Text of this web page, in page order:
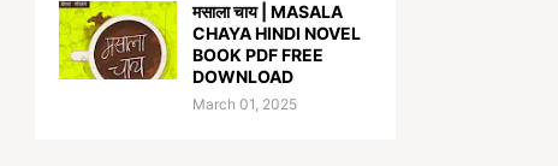
मसाला चाय | MASALA
CHAYA HINDI NOVEL
BOOK PDF FREE
DOWNLOAD
March 01, 2025